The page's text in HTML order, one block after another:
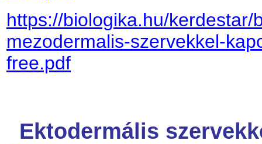
https://biologika.hu/
mezodermalis-szervekkel-
free.pdf
Ektodermális